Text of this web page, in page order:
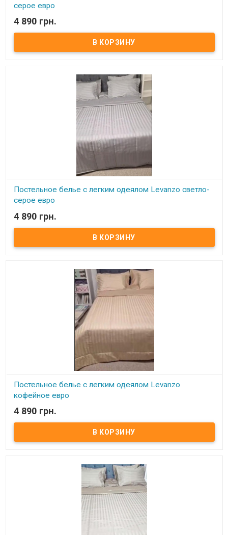
серое евро
В наличии
Комплект постельного белья с легким одеялом для весенне -
летнего периода, изготовлен из сатина люкс высокого качества
Размер: евро Комплектация: Одеяло: 235х245 см Простынь:
Levanzo (Турция) Одеяло прошитое, двухстороннее: одна
сторона изготовлена из страйп-сатина, вторая сторона з
гладкого сатина. Плотность наполнителя идеально подобрана
для максимального комфорта для использования в весенне -
4 890 грн.
Постельное белье с легким одеялом Levanzo светло-
серое евро
В наличии
Комплект постельного белья с легким одеялом для весенне -
летнего периода, изготовлен из сатина люкс высокого качества
Размер: евро Комплектация: Одеяло: 235х245 см Простынь:
Levanzo (Турция) Одеяло прошитое, двухстороннее: одна
сторона изготовлена из страйп-сатина, вторая сторона з
гладкого сатина. Плотность наполнителя идеально подобрана
для максимального комфорта для использования в весенне -
4 890 грн.
Постельное белье с легким одеялом Levanzo
кофейное евро
В наличии
Комплект постельного белья с легким одеялом для весенне -
летнего периода, изготовлен из сатина люкс высокого качества
Размер: евро Комплектация: Одеяло: 235х245 см Простынь:
Levanzo (Турция) Одеяло прошитое, двухстороннее: одна
сторона изготовлена из страйп-сатина, вторая сторона з
гладкого сатина. Плотность наполнителя идеально подобрана
для максимального комфорта для использования в весенне -
4 890 грн.